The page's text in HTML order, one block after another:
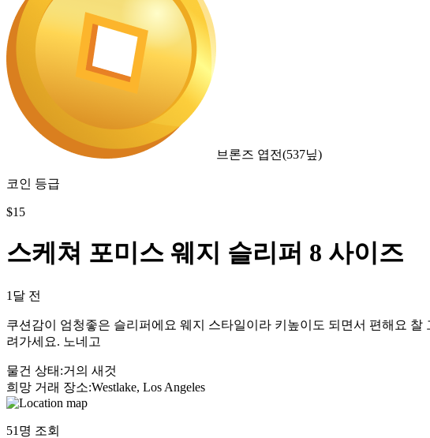
브론즈 엽전(537닢)
코인 등급
$15
스케쳐 포미스 웨지 슬리퍼 8 사이즈
1달 전
쿠션감이 엄청좋은 슬리퍼에요 웨지 스타일이라 키높이도 되면서 편해요
려가세요. 노네고
물건 상태 :거의 새것
희망 거래 장소:Westlake, Los Angeles
51 명 조회